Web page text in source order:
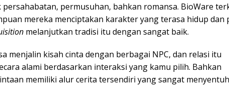
permusuhan, bahkan romansa. BioWare
mereka menciptakan karakter yang terasa hidup dan
melanjutkan tradisi itu dengan sangat baik.
menjalin kisah cinta dengan berbagai NPC, dan relasi itu
alami berdasarkan interaksi yang kamu pilih. Bahkan
memiliki alur cerita tersendiri yang sangat